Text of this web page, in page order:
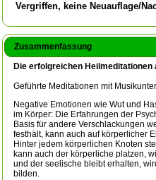
Vergriffen, keine Neuauflage/
Zusammenfassung
Die erfolgreichen
Geführte Meditationen mit
Negative Emotionen wie Wut und
im Körper: Die Erfahrungen der
Basis für andere Verschlackungen
festhält, kann auch auf körperlicher
Hinter jedem körperlichen Knoten
kann auch der körperliche platzen,
und der seelische bleibt erhalten,
bilden.